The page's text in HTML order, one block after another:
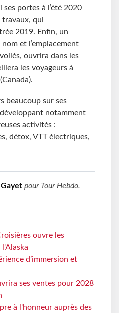
portes à l’été 2020
travaux, qui
2019. Enfin, un
et l’emplacement
ouvrira dans les
les voyageurs à
beaucoup sur ses
notamment
activités :
détox, VTT électriques,
pour Tour Hebdo.
ouvre les
d’immersion et
ses ventes pour 2028
à l'honneur auprès des